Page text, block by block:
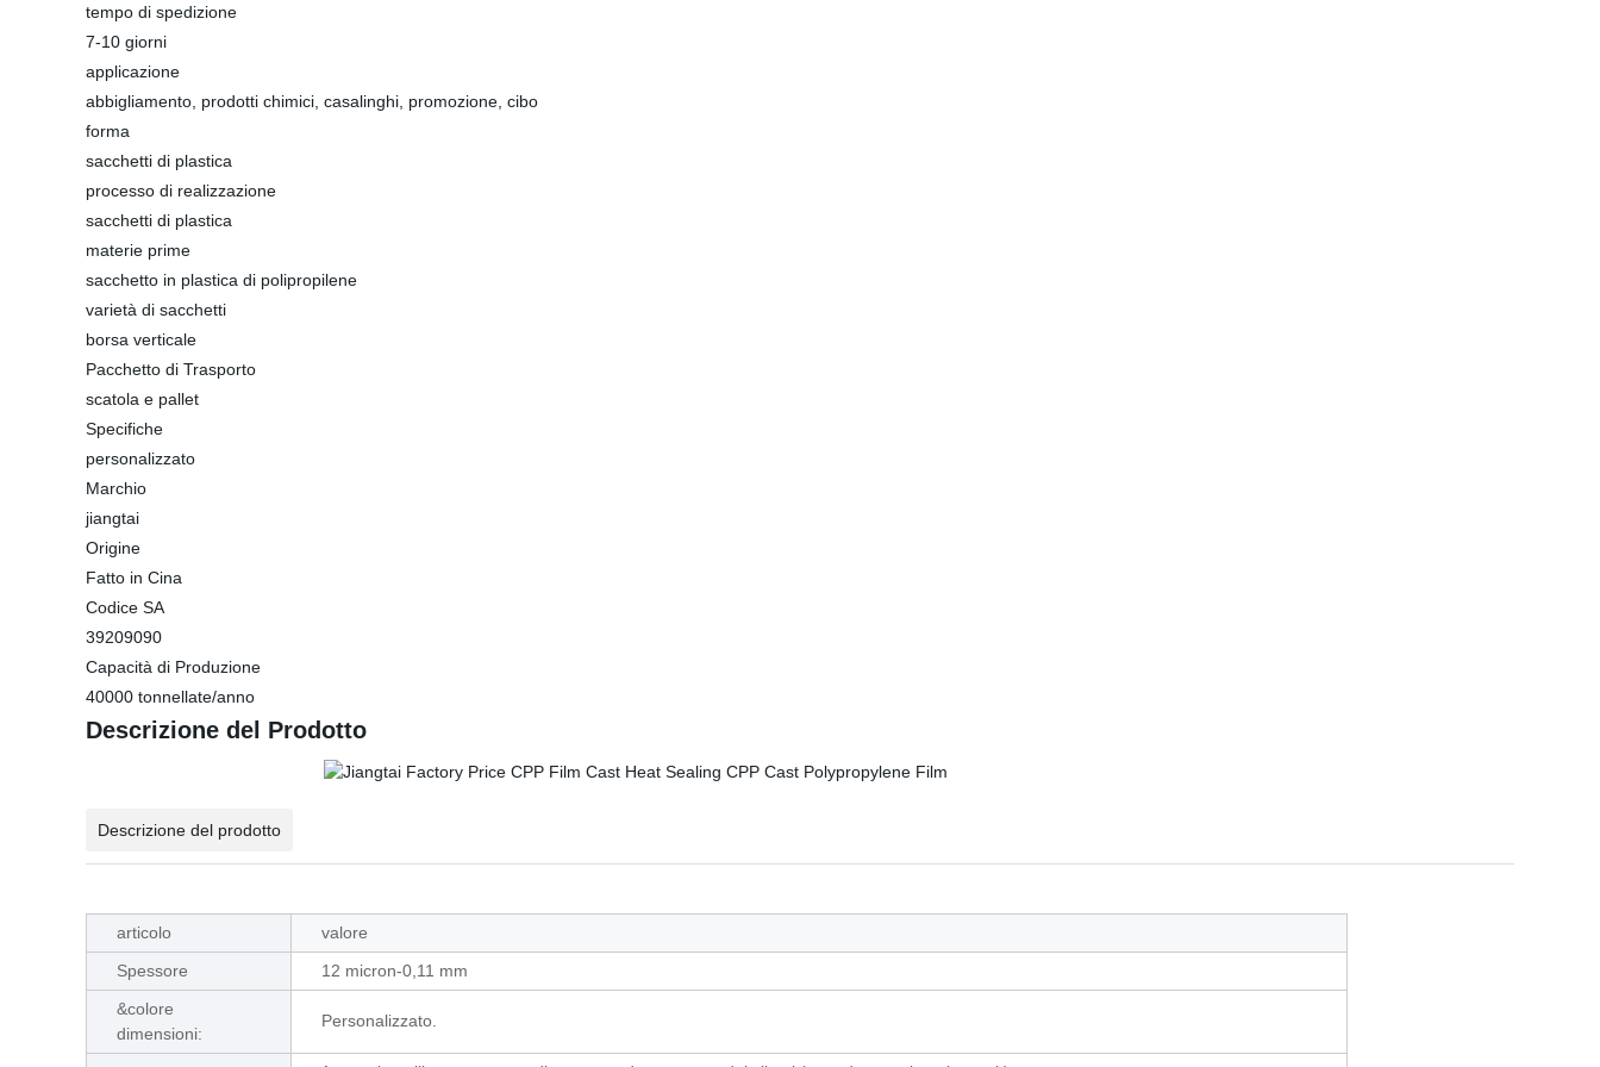
tempo di spedizione
7-10 giorni
applicazione
abbigliamento, prodotti chimici, casalinghi, promozione, cibo
forma
sacchetti di plastica
processo di realizzazione
sacchetti di plastica
materie prime
sacchetto in plastica di polipropilene
varietà di sacchetti
borsa verticale
Pacchetto di Trasporto
scatola e pallet
Specifiche
personalizzato
Marchio
jiangtai
Origine
Fatto in Cina
Codice SA
39209090
Capacità di Produzione
40000 tonnellate/anno
Descrizione del Prodotto
Descrizione del prodotto
articolo
valore
Spessore
12 micron-0,11 mm
&colore
dimensioni:
Personalizzato.